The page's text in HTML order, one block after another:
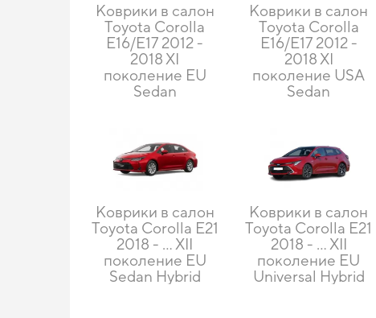
Коврики в салон
Toyota Corolla
E16/E17 2012 -
2018 XI
поколение EU
Sedan
Коврики в салон
Toyota Corolla
E16/E17 2012 -
2018 XI
поколение USA
Sedan
Коврики в салон
Toyota Corolla E21
2018 - … XII
поколение EU
Sedan Hybrid
Коврики в салон
Toyota Corolla E21
2018 - … XII
поколение EU
Universal Hybrid